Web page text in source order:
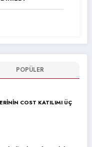
POPÜLER
COST KATILIMI ÜÇ